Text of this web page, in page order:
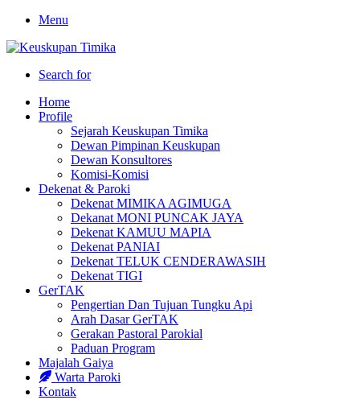
Menu
Search for
Home
Profile
Sejarah Keuskupan Timika
Dewan Pimpinan Keuskupan
Dewan Konsultores
Komisi-Komisi
Dekenat & Paroki
Dekenat MIMIKA AGIMUGA
Dekanat MONI PUNCAK JAYA
Dekenat KAMUU MAPIA
Dekenat PANIAI
Dekenat TELUK CENDERAWASIH
Dekenat TIGI
GerTAK
Pengertian Dan Tujuan Tungku Api
Arah Dasar GerTAK
Gerakan Pastoral Parokial
Paduan Program
Majalah Gaiya
Warta Paroki
Kontak